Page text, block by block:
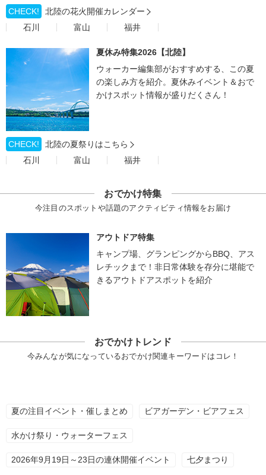
CHECK!
北陸の花火開催カレンダー
石川
富山 福井
夏休み特集2026【北陸】
ウォーカー編集部がおすすめする、この夏
の楽しみ方を紹介。夏休みイベント＆おで
かけスポット情報が盛りだくさん！
CHECK!
北陸の夏祭りはこちら
石川
富山 福井
おでかけ特集
今注目のスポットや話題のアクティビティ情報をお届け
アウトドア特集
キャンプ場、グランピングからBBQ、アス
レチックまで！非日常体験を存分に堪能で
きるアウトドアスポットを紹介
おでかけトレンド
今みんなが気になっているおでかけ関連キーワードはコレ！
夏の注目イベント・催しまとめ ビアガーデン・ビアフェス
水かけ祭り・ウォーターフェス
2026年9月19日～23日の連休開催イベント 七夕まつり